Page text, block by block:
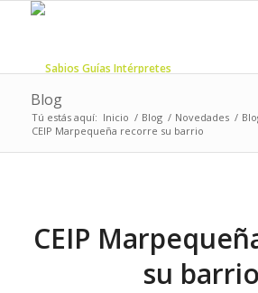
Blog
Tú estás aquí: Inicio / Blog / Novedades /
CEIP Marpequeña recorre su barrio
CEIP
su barrio